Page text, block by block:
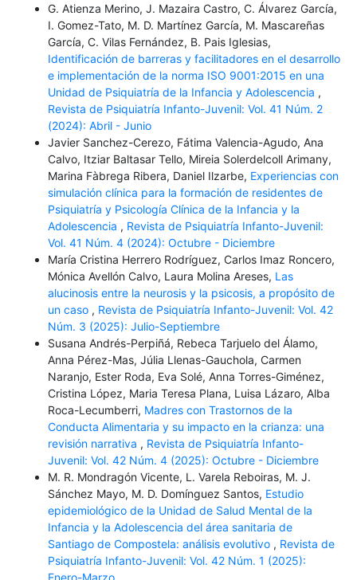
G. Atienza Merino, J. Mazaira Castro, C. Álvarez García,
I. Gomez-Tato, M. D. Martínez García, M. Mascareñas
García, C. Vilas Fernández, B. Pais Iglesias,
Identificación de barreras y facilitadores en el desarrollo
e implementación de la norma ISO 9001:2015 en una
Unidad de Psiquiatría de la Infancia y Adolescencia ,
Revista de Psiquiatría Infanto-Juvenil: Vol. 41 Núm. 2
(2024): Abril - Junio
Javier Sanchez-Cerezo, Fátima Valencia-Agudo, Ana
Calvo, Itziar Baltasar Tello, Mireia Solerdelcoll Arimany,
Marina Fàbrega Ribera, Daniel Ilzarbe, Experiencias con
simulación clínica para la formación de residentes de
Psiquiatría y Psicología Clínica de la Infancia y la
Adolescencia , Revista de Psiquiatría Infanto-Juvenil:
Vol. 41 Núm. 4 (2024): Octubre - Diciembre
María Cristina Herrero Rodríguez, Carlos Imaz Roncero,
Mónica Avellón Calvo, Laura Molina Areses, Las
alucinosis entre la neurosis y la psicosis, a propósito de
un caso , Revista de Psiquiatría Infanto-Juvenil: Vol. 42
Núm. 3 (2025): Julio-Septiembre
Susana Andrés-Perpiñá, Rebeca Tarjuelo del Álamo,
Anna Pérez-Mas, Júlia Llenas-Gauchola, Carmen
Naranjo, Ester Roda, Eva Solé, Anna Torres-Giménez,
Cristina López, Maria Teresa Plana, Luisa Lázaro, Alba
Roca-Lecumberri, Madres con Trastornos de la
Conducta Alimentaria y su impacto en la crianza: una
revisión narrativa , Revista de Psiquiatría Infanto-
Juvenil: Vol. 42 Núm. 4 (2025): Octubre - Diciembre
M. R. Mondragón Vicente, L. Varela Reboiras, M. J.
Sánchez Mayo, M. D. Domínguez Santos, Estudio
epidemiológico de la Unidad de Salud Mental de la
Infancia y la Adolescencia del área sanitaria de
Santiago de Compostela: análisis evolutivo , Revista de
Psiquiatría Infanto-Juvenil: Vol. 42 Núm. 1 (2025):
Enero-Marzo